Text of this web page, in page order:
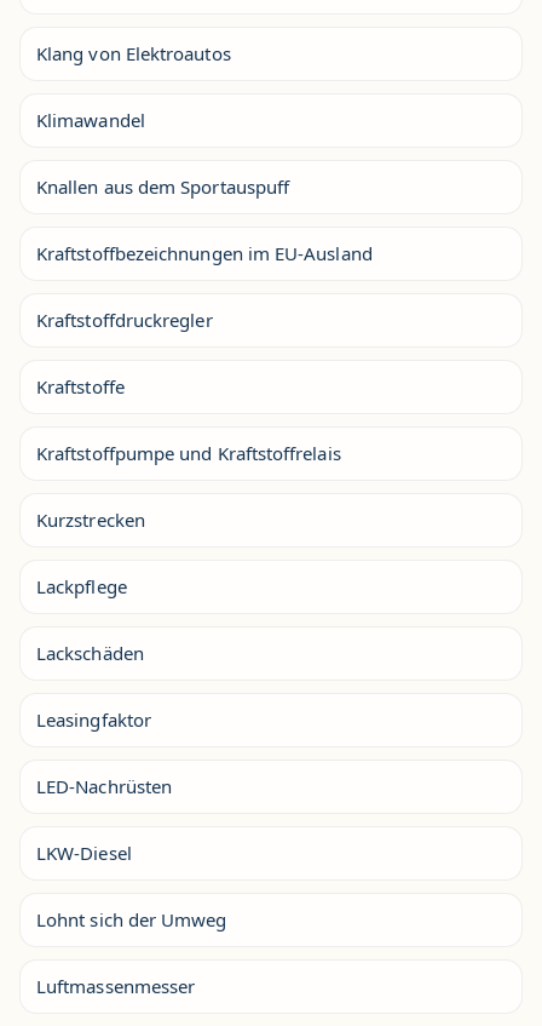
Klang von Elektroautos
Klimawandel
Knallen aus dem Sportauspuff
Kraftstoffbezeichnungen im EU-Ausland
Kraftstoffdruckregler
Kraftstoffe
Kraftstoffpumpe und Kraftstoffrelais
Kurzstrecken
Lackpflege
Lackschäden
Leasingfaktor
LED-Nachrüsten
LKW-Diesel
Lohnt sich der Umweg
Luftmassenmesser